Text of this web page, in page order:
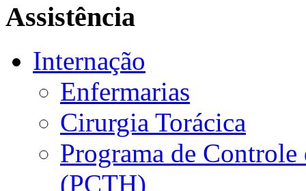
Assistência
Internação
Enfermarias
Cirurgia Torácica
Programa de
(PCTH)